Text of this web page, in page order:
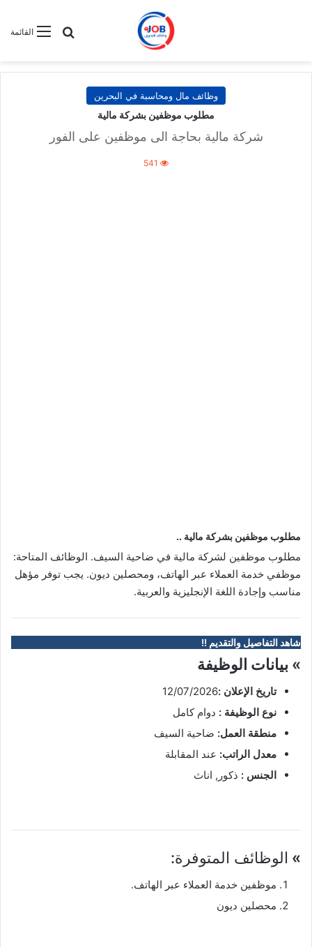
القائمةبحث عن
وظائف مال ومحاسبة في البحرين
مطلوب موظفين بشركة مالية
شركة مالية بحاجة الى موظفين على الفور
541
مطلوب موظفين بشركة مالية ..
مطلوب موظفين لشركة مالية في ضاحية السيف. الوظائف المتاحة:
موظفي خدمة العملاء عبر الهاتف، ومحصلين ديون. يجب توفر مؤهل
مناسب وإجادة اللغة الإنجليزية والعربية.
شاهد التفاصيل والتقديم !!
» بيانات الوظيفة
تاريخ الإعلان :12/07/2026
نوع الوظيفة : دوام كامل
منطقة العمل: ضاحية السيف
معدل الراتب: عند المقابلة
الجنس : ذكور, اناث
» الوظائف المتوفرة:
موظفين خدمة العملاء عبر الهاتف.
محصلين ديون